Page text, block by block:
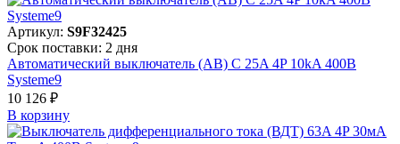
Артикул: S9F32425
Срок поставки: 2 дня
Автоматический выключатель (АВ) C 25A 4P 10kA 400В
Systeme9
10 126 ₽
В корзинy